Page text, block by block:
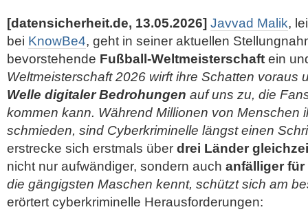
[datensicherheit.de, 13.05.2026] Javvad Malik,
bei KnowBe4, geht in seiner aktuellen
bevorstehende Fußball-Weltmeisterschaft ein
Weltmeisterschaft 2026 wirft ihre Schatten voraus
Welle digitaler Bedrohungen auf uns zu, die
kommen kann. Während Millionen von Menschen
schmieden, sind Cyberkriminelle längst einen
erstrecke sich erstmals über drei Länder
nicht nur aufwändiger, sondern auch anfälliger für
die gängigsten Maschen kennt, schützt sich am
erörtert cyberkriminelle Herausforderungen: